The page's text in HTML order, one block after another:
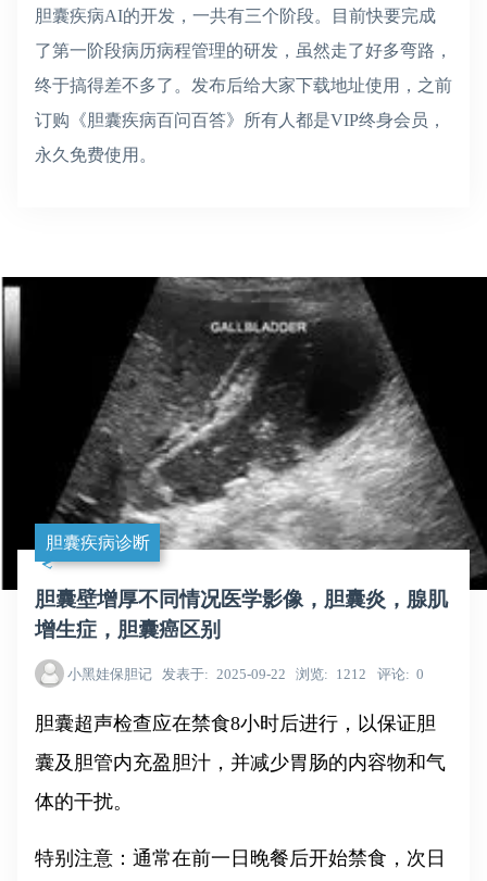
胆囊疾病AI的开发，一共有三个阶段。目前快要完成
了第一阶段病历病程管理的研发，虽然走了好多弯路，
终于搞得差不多了。发布后给大家下载地址使用，之前
订购《胆囊疾病百问百答》所有人都是VIP终身会员，
永久免费使用。
胆囊疾病诊断
胆囊壁增厚不同情况医学影像，胆囊炎，腺肌
增生症，胆囊癌区别
小黑娃保胆记 发表于 2025-09-22 浏览 1212 评论 0
胆囊超声检查应在禁食8小时后进行，以保证胆
囊及胆管内充盈胆汁，并减少胃肠的内容物和气
体的干扰。
特别注意：通常在前一日晚餐后开始禁食，次日